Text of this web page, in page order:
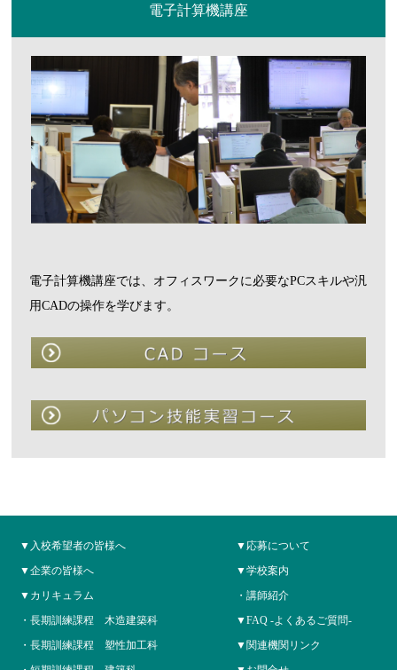
電子計算機講座
電子計算機講座では、オフィスワークに必要なPCスキルや汎
用CADの操作を学びます。
入校希望者の皆様へ
企業の皆様へ
カリキュラム
長期訓練課程 木造建築科
長期訓練課程 塑性加工科
応募について
学校案内
講師紹介
FAQ -よくあるご質問-
関連機関リンク